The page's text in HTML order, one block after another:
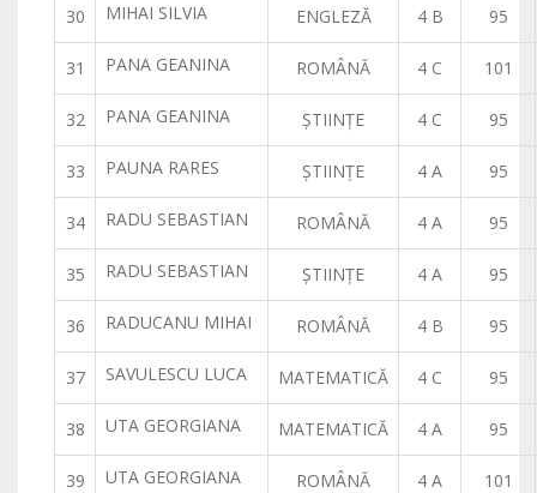
30 MIHAI SILVIA ENGLEZĂ 4 B 95
31 PANA GEANINA ROMÂNĂ 4 C 101
32 PANA GEANINA ŞTIINŢE 4 C 95
33 PAUNA RARES ŞTIINŢE 4 A 95
34 RADU SEBASTIAN ROMÂNĂ 4 A 95
35 RADU SEBASTIAN ŞTIINŢE 4 A 95
36 RADUCANU MIHAI ROMÂNĂ 4 B 95
37 SAVULESCU LUCA MATEMATICĂ 4 C 95
38 UTA GEORGIANA MATEMATICĂ 4 A 95
39 UTA GEORGIANA ROMÂNĂ 4 A 101